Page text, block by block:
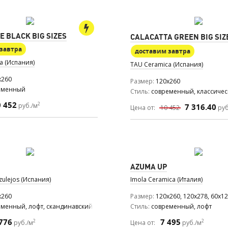
BLACK BIG SIZES
(Испания)
452 руб./м2
CALACATTA GREEN BIG
доставим завтра
TAU Ceramica (Испания)
Размер 120x260
Стиль современный,
Цена от:
10 452 7 316.40
(Испания)
лофт, скандинавский
руб./м2
AZUMA UP
Imola Ceramica (Италия)
Размер 120x260, 120x278,
Стиль современный, лофт
Цена от:
7 495 руб./м2